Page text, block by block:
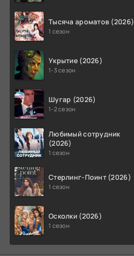
Тысяча ароматов (2026)
1 сезон
Укрытие (2026)
1-3 сезон
Шугар (2026)
1-2 сезон
Любимый сотрудник
(2026)
1 сезон
Стерлинг-Поинт (2026)
1 сезон
Осколки (2026)
1 сезон